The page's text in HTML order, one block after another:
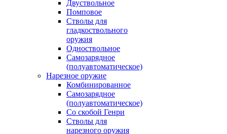
Двуствольное
Помповое
Стволы для
гладкоствольного
оружия
Одноствольное
Самозарядное
(полуавтоматическое)
Нарезное оружие
Комбинированное
Самозарядное
(полуавтоматическое)
Со скобой Генри
Стволы для
нарезного оружия